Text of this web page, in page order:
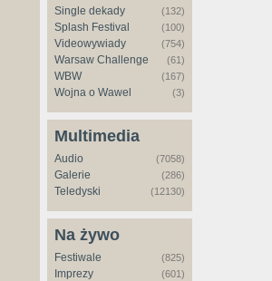
Single dekady (132)
Splash Festival (100)
Videowywiady (754)
Warsaw Challenge (61)
WBW (167)
Wojna o Wawel (3)
Multimedia
Audio (7058)
Galerie (286)
Teledyski (12130)
Na żywo
Festiwale (825)
Imprezy (601)